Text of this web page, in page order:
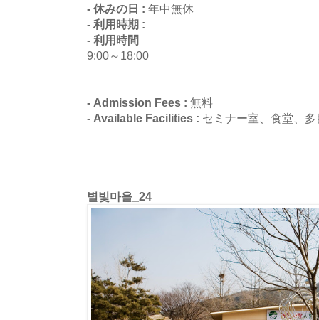
- 休みの日 : 年中無休
- 利用時期 :
- 利用時間
9:00～18:00
- Admission Fees : 無料
- Available Facilities : セミナー室、食堂、
별빛마을_24